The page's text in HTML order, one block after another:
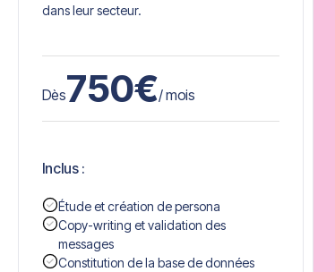
dans leur secteur.
Dès750€/ mois
Inclus :
Étude et création de persona
Copy-writing et validation des
messages
Constitution de la base de données